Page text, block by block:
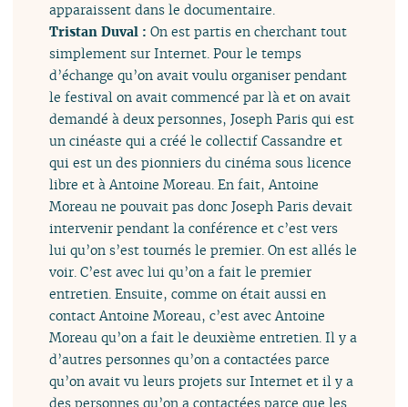
apparaissent dans le documentaire.
Tristan Duval :On est partis en cherchant tout
simplement sur Internet. Pour le temps
d’échange qu’on avait voulu organiser pendant
le festival on avait commencé par là et on avait
demandé à deux personnes, Joseph Paris qui est
un cinéaste qui a créé le collectif Cassandre et
qui est un des pionniers du cinéma sous licence
libre et à Antoine Moreau. En fait, Antoine
Moreau ne pouvait pas donc Joseph Paris devait
intervenir pendant la conférence et c’est vers
lui qu’on s’est tournés le premier. On est allés le
voir. C’est avec lui qu’on a fait le premier
entretien. Ensuite, comme on était aussi en
contact Antoine Moreau, c’est avec Antoine
Moreau qu’on a fait le deuxième entretien. Il y a
d’autres personnes qu’on a contactées parce
qu’on avait vu leurs projets sur Internet et il y a
des personnes qu’on a contactées parce que les